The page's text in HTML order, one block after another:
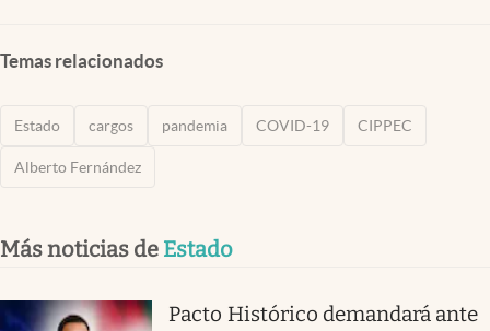
Temas relacionados
Estado cargos pandemia COVID-19 CIPPEC
Alberto Fernández
Más noticias de Estado
Pacto Histórico demandará ante